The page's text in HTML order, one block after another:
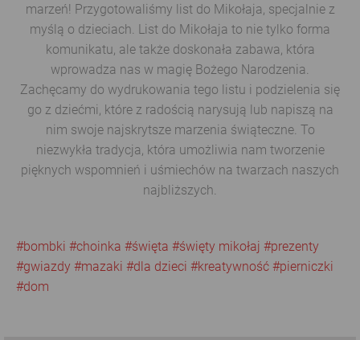
marzeń! Przygotowaliśmy list do Mikołaja, specjalnie z
myślą o dzieciach. List do Mikołaja to nie tylko forma
komunikatu, ale także doskonała zabawa, która
wprowadza nas w magię Bożego Narodzenia.
Zachęcamy do wydrukowania tego listu i podzielenia się
go z dziećmi, które z radością narysują lub napiszą na
nim swoje najskrytsze marzenia świąteczne. To
niezwykła tradycja, która umożliwia nam tworzenie
pięknych wspomnień i uśmiechów na twarzach naszych
najbliższych.
#bombki #choinka #święta #święty mikołaj #prezenty
#gwiazdy #mazaki #dla dzieci #kreatywność #pierniczki
#dom